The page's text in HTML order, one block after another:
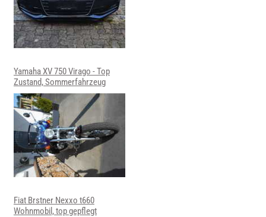
Yamaha XV 750 Virago - Top
Zustand, Sommerfahrzeug
Fiat Brstner Nexxo t660
Wohnmobil, top gepflegt